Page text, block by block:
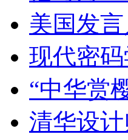
美国发
现代密
“中华赏
清华设